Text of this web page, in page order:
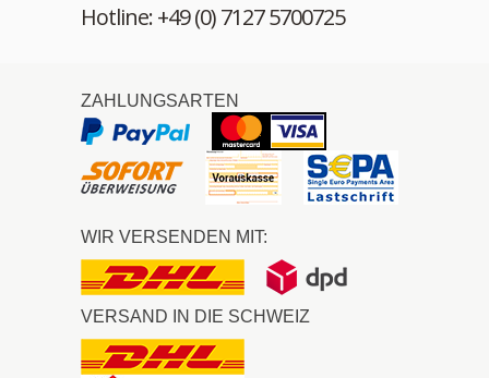
Hotline: +49 (0) 7127 5700725
ZAHLUNGSARTEN
WIR VERSENDEN MIT:
VERSAND IN DIE SCHWEIZ